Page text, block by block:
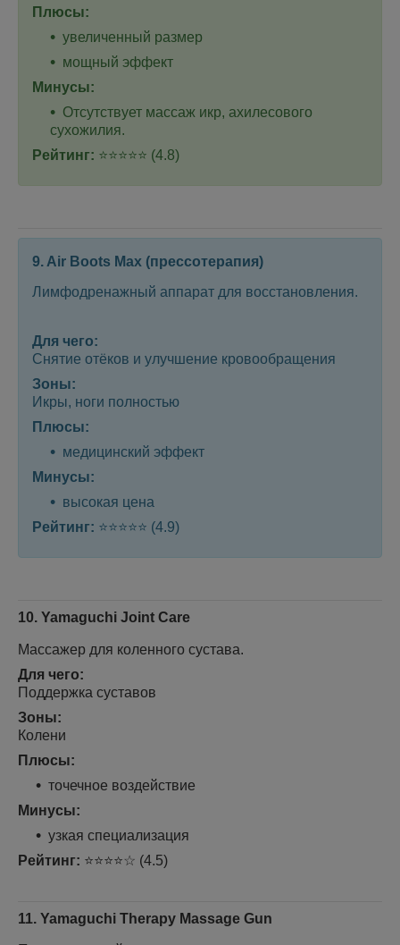
Плюсы:
увеличенный размер
мощный эффект
Минусы:
Отсутствует массаж икр, ахилесового
сухожилия.
Рейтинг: ⭐⭐⭐⭐⭐ (4.8)
9. Air Boots Max (прессотерапия)
Лимфодренажный аппарат для восстановления.
Для чего:
Снятие отёков и улучшение кровообращения
Зоны:
Икры, ноги полностью
Плюсы:
медицинский эффект
Минусы:
высокая цена
Рейтинг: ⭐⭐⭐⭐⭐ (4.9)
10. Yamaguchi Joint Care
Массажер для коленного сустава.
Для чего:
Поддержка суставов
Зоны:
Колени
Плюсы:
точечное воздействие
Минусы:
узкая специализация
Рейтинг: ⭐⭐⭐⭐☆ (4.5)
11. Yamaguchi Therapy Massage Gun